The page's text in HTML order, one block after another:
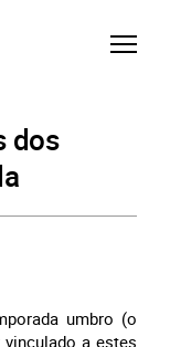
dos
umbro (o
a estes